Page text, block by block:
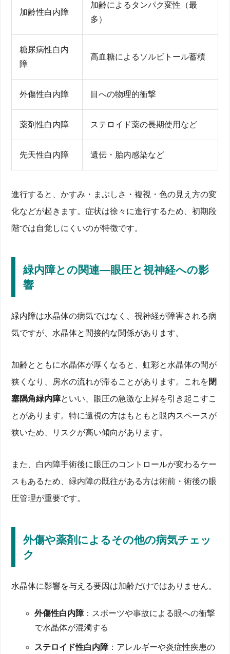
加齢性白内障
加齢によるタンパク変性（最
多）
糖尿病性白内
障
高血糖によるソルビトール蓄積
外傷性白内障 目への物理的衝撃
薬剤性白内障 ステロイド薬の長期使用など
先天性白内障 遺伝・胎内感染など
進行すると、かすみ・まぶしさ・複視・色の見え方の変
化などが起きます。症状は徐々に進行するため、初期段
階では自覚しにくいのが特徴です。
緑内障との関連—眼圧と視神経への影
響
緑内障は水晶体の病気ではなく、視神経が障害される病
気ですが、水晶体と間接的な関係があります。
加齢とともに水晶体が厚くなると、虹彩と水晶体の間が
狭くなり、房水の流れが滞ることがあります。これを閉
塞隅角緑内障といい、眼圧の急激な上昇を引き起こすこ
とがあります。特に遠視の方はもともと眼内スペースが
狭いため、リスクが高い傾向があります。
また、白内障手術後に眼圧のコントロールが変わるケー
スもあるため、緑内障の既往がある方は術前・術後の眼
圧管理が重要です。
外傷や薬剤によるその他の病気チェッ
ク
水晶体に影響を与える要因は加齢だけではありません。
外傷性白内障：スポーツや事故による眼への衝撃
で水晶体が混濁する
ステロイド性白内障：アレルギーや炎症性疾患の